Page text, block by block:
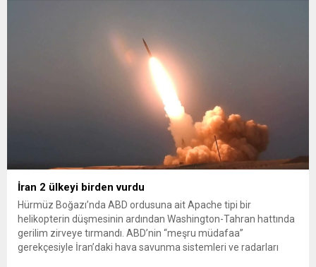
İran 2 ülkeyi birden vurdu
Hürmüz Boğazı’nda ABD ordusuna ait Apache tipi bir
helikopterin düşmesinin ardından Washington-Tahran hattında
gerilim zirveye tırmandı. ABD’nin “meşru müdafaa”
gerekçesiyle İran’daki hava savunma sistemleri ve radarları